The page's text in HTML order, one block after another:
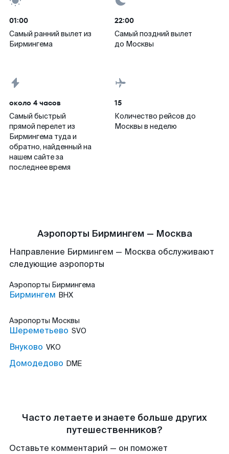
01:00
Самый ранний вылет из
Бирмингема
22:00
Самый поздний вылет
до Москвы
около 4 часов
Самый быстрый
прямой перелет из
Бирмингема туда и
обратно, найденный на
нашем сайте за
последнее время
15
Количество рейсов до
Москвы в неделю
Аэропорты Бирмингем — Москва
Направление Бирмингем — Москва обслуживают
следующие аэропорты
Аэропорты Бирмингема
Бирмингем BHX
Аэропорты Москвы
Шереметьево SVO
Внуково VKO
Домодедово DME
Часто летаете и знаете больше других
путешественников?
Оставьте комментарий — он поможет